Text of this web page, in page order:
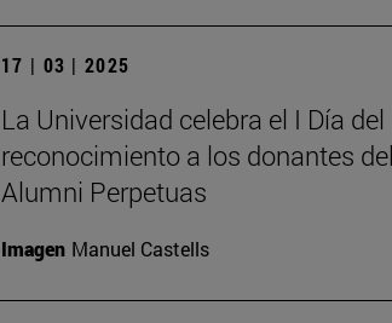
17 | 03 | 2025
La Universidad celebra el I Día
reconocimiento a los donantes
Alumni Perpetuas
Imagen Manuel Castells